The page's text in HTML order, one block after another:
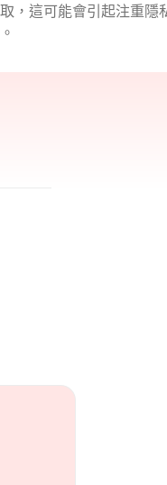
，這可能會引起注重隱